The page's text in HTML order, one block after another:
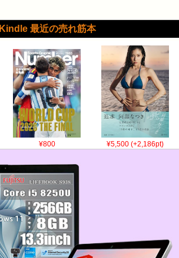
Kindle 最近の売れ筋本
¥800 ¥5,500 (+2,186pt)